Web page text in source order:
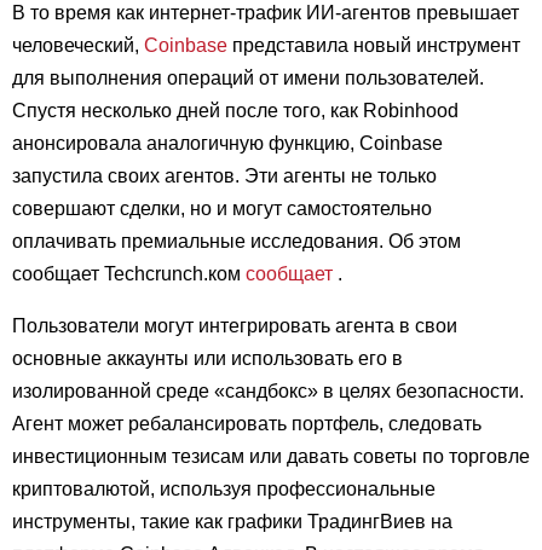
В то время как интернет-трафик ИИ-агентов превышает
человеческий, Coinbase представила новый инструмент
для выполнения операций от имени пользователей.
Спустя несколько дней после того, как Robinhood
анонсировала аналогичную функцию, Coinbase
запустила своих агентов. Эти агенты не только
совершают сделки, но и могут самостоятельно
оплачивать премиальные исследования. Об этом
сообщает Techcrunch.ком сообщает .
Пользователи могут интегрировать агента в свои
основные аккаунты или использовать его в
изолированной среде «сандбокс» в целях безопасности.
Агент может ребалансировать портфель, следовать
инвестиционным тезисам или давать советы по торговле
криптовалютой, используя профессиональные
инструменты, такие как графики ТрадингВиев на